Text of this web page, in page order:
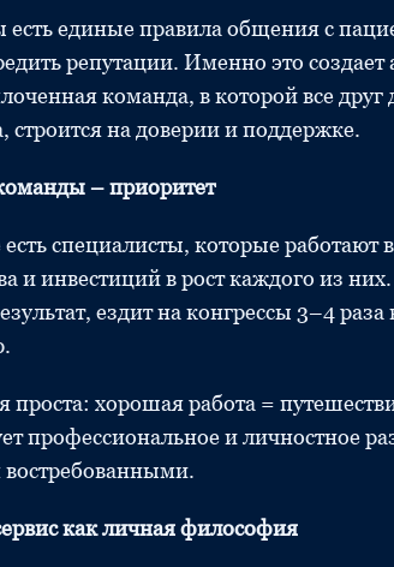
единые правила общения с
репутации. Именно это
команда, в которой все
строится на доверии и поддержке.
– приоритет
специалисты, которые работают
и инвестиций в рост каждого из
ездит на конгрессы 3–4
проста: хорошая работа =
профессиональное и личностное
востребованными.
как личная философия